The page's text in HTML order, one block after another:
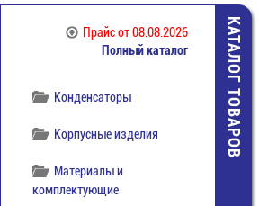
Прайсот 08.08.2026
Полный каталог
отечественная
Компоненты
Конденсаторы
Корпусные изделия
Материалы и
комплектующие
КАТАЛОГ ТОВАРОВ